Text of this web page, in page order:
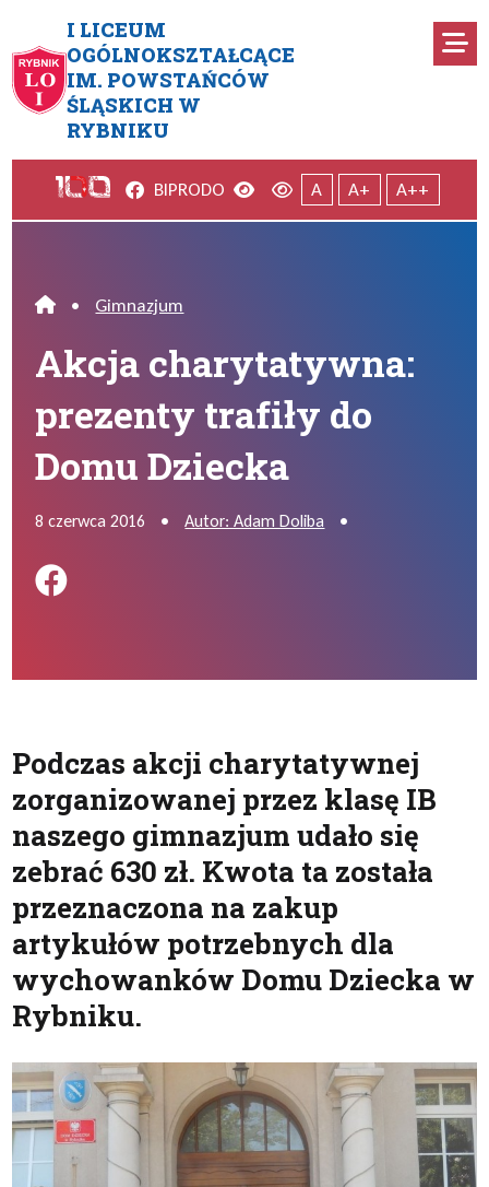
I LICEUM
OGÓLNOKSZTAŁCĄCE
IM. POWSTAŃCÓW
ŚLĄSKICH W
RYBNIKU
Akcja charytatywna:
Facebook
BIPRODO Wersja kontrastowa
Wersja domyślna
A A+ A++
Home
• Gimnazjum
Akcja charytatywna:
prezenty trafiły do
Domu Dziecka
8 czerwca 2016 • Autor: Adam Doliba •
Podziel się na FB
Podczas akcji charytatywnej
zorganizowanej przez klasę IB
naszego gimnazjum udało się
zebrać 630 zł. Kwota ta została
przeznaczona na zakup
artykułów potrzebnych dla
wychowanków Domu Dziecka w
Rybniku.